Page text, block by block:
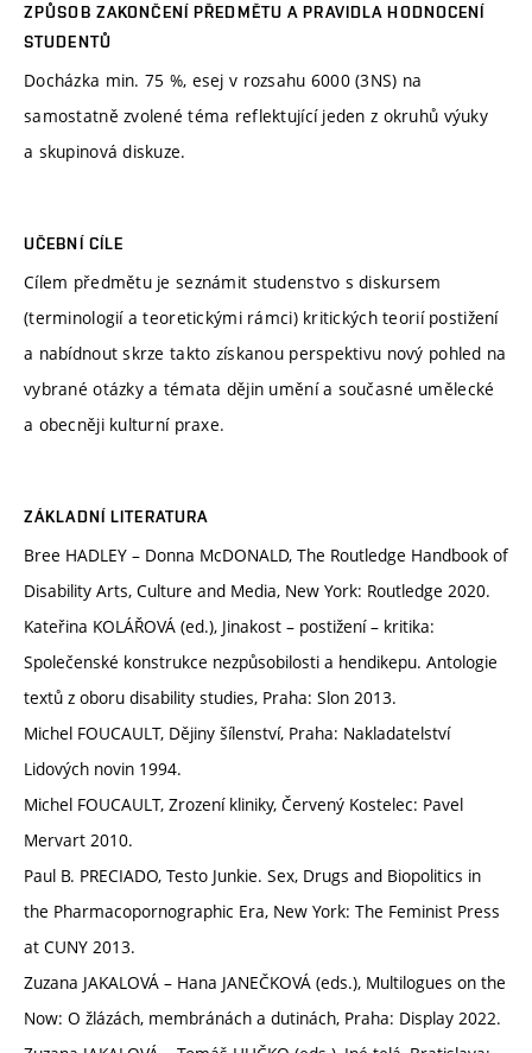
ZPŮSOB ZAKONČENÍ PŘEDMĚTU A PRAVIDLA HODNOCENÍ
STUDENTŮ
Docházka min. 75 %, esej v rozsahu 6000 (3NS) na
samostatně zvolené téma reflektující jeden z okruhů výuky
a skupinová diskuze.
UČEBNÍ CÍLE
Cílem předmětu je seznámit studenstvo s diskursem
(terminologií a teoretickými rámci) kritických teorií postižení
a nabídnout skrze takto získanou perspektivu nový pohled na
vybrané otázky a témata dějin umění a současné umělecké
a obecněji kulturní praxe.
ZÁKLADNÍ LITERATURA
Bree HADLEY – Donna McDONALD, The Routledge Handbook of
Disability Arts, Culture and Media, New York: Routledge 2020.
Kateřina KOLÁŘOVÁ (ed.), Jinakost – postižení – kritika:
Společenské konstrukce nezpůsobilosti a hendikepu. Antologie
textů z oboru disability studies, Praha: Slon 2013.
Michel FOUCAULT, Dějiny šílenství, Praha: Nakladatelství
Lidových novin 1994.
Michel FOUCAULT, Zrození kliniky, Červený Kostelec: Pavel
Mervart 2010.
Paul B. PRECIADO, Testo Junkie. Sex, Drugs and Biopolitics in
the Pharmacopornographic Era, New York: The Feminist Press
at CUNY 2013.
Zuzana JAKALOVÁ – Hana JANEČKOVÁ (eds.), Multilogues on the
Now: O žlázách, membránách a dutinách, Praha: Display 2022.